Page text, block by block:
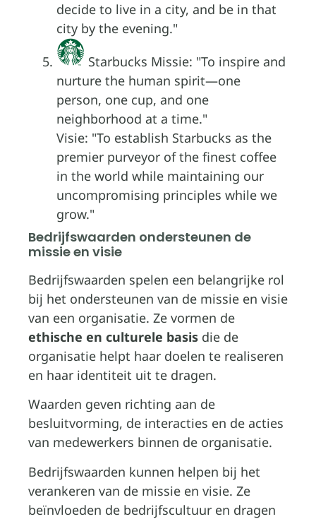
decide to live in a city, and be in that
city by the evening.
Starbucks Missie: To inspire and
nurture the human spirit—one
person, one cup, and one
neighborhood at a time.
Visie: To establish Starbucks as the
premier purveyor of the finest coffee
in the world while maintaining our
uncompromising principles while we
grow.
Bedrijfswaarden ondersteunen de
missie en visie
Bedrijfswaarden spelen een belangrijke rol
bij het ondersteunen van de missie en visie
van een organisatie. Ze vormen de
ethische en culturele basis die de
organisatie helpt haar doelen te realiseren
en haar identiteit uit te dragen.
Waarden geven richting aan de
besluitvorming, de interacties en de acties
van medewerkers binnen de organisatie.
Bedrijfswaarden kunnen helpen bij het
verankeren van de missie en visie. Ze
beïnvloeden de bedrijfscultuur en dragen